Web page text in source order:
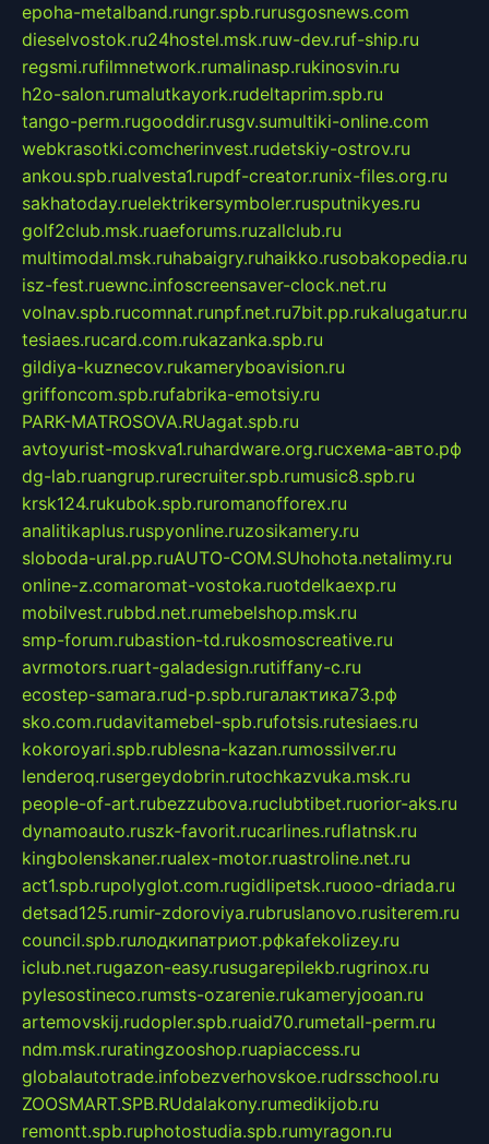
epoha-metalband.rungr.spb.rurusgosnews.com
dieselvostok.ru24hostel.msk.ruw-dev.ruf-ship.ru
regsmi.rufilmnetwork.rumalinasp.rukinosvin.ru
h2o-salon.rumalutkayork.rudeltaprim.spb.ru
tango-perm.rugooddir.rusgv.sumultiki-online.com
webkrasotki.comcherinvest.rudetskiy-ostrov.ru
ankou.spb.rualvesta1.rupdf-creator.runix-files.org.ru
sakhatoday.ruelektrikersymboler.rusputnikyes.ru
golf2club.msk.ruaeforums.ruzallclub.ru
multimodal.msk.ruhabaigry.ruhaikko.rusobakopedia.ru
isz-fest.ruewnc.infoscreensaver-clock.net.ru
volnav.spb.rucomnat.runpf.net.ru7bit.pp.rukalugatur.ru
tesiaes.rucard.com.rukazanka.spb.ru
gildiya-kuznecov.rukameryboavision.ru
griffoncom.spb.rufabrika-emotsiy.ru
PARK-MATROSOVA.RUagat.spb.ru
avtoyurist-moskva1.ruhardware.org.ruсхема-авто.рф
dg-lab.ruangrup.rurecruiter.spb.rumusic8.spb.ru
krsk124.rukubok.spb.ruromanofforex.ru
analitikaplus.ruspyonline.ruzosikamery.ru
sloboda-ural.pp.ruAUTO-COM.SUhohota.netalimy.ru
online-z.comaromat-vostoka.ruotdelkaexp.ru
mobilvest.rubbd.net.rumebelshop.msk.ru
smp-forum.rubastion-td.rukosmoscreative.ru
avrmotors.ruart-galadesign.rutiffany-c.ru
ecostep-samara.rud-p.spb.ruгалактика73.рф
sko.com.rudavitamebel-spb.rufotsis.rutesiaes.ru
kokoroyari.spb.rublesna-kazan.rumossilver.ru
lenderoq.rusergeydobrin.rutochkazvuka.msk.ru
people-of-art.rubezzubova.ruclubtibet.ruorior-aks.ru
dynamoauto.ruszk-favorit.rucarlines.ruflatnsk.ru
kingbolenskaner.rualex-motor.ruastroline.net.ru
act1.spb.rupolyglot.com.rugidlipetsk.ruooo-driada.ru
detsad125.rumir-zdoroviya.rubruslanovo.rusiterem.ru
council.spb.ruлодкипатриот.рфkafekolizey.ru
iclub.net.rugazon-easy.rusugarepilekb.rugrinox.ru
pylesostineco.rumsts-ozarenie.rukameryjooan.ru
artemovskij.rudopler.spb.ruaid70.rumetall-perm.ru
ndm.msk.ruratingzooshop.ruapiaccess.ru
globalautotrade.infobezverhovskoe.rudrsschool.ru
ZOOSMART.SPB.RUdalakony.rumedikijob.ru
remontt.spb.ruphotostudia.spb.rumyragon.ru